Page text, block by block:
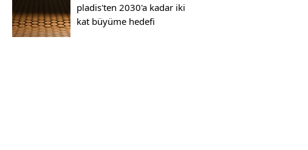
pladis'ten 2030'a kadar iki
kat büyüme hedefi